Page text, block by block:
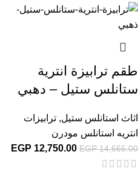
طقم ترابيزة انترية
ستانلس ستيل – دهبي
اثاث استانلس ستيل, ترابيزات
انتريه استانلس مودرن
EGP14,665.00
EGP 12,750.00